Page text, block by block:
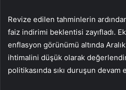
Revize edilen tahminlerin
faiz indirimi beklentisi zayıfladı.
enflasyon görünümü altında
ihtimalini düşük olarak
politikasında sıkı duruşun